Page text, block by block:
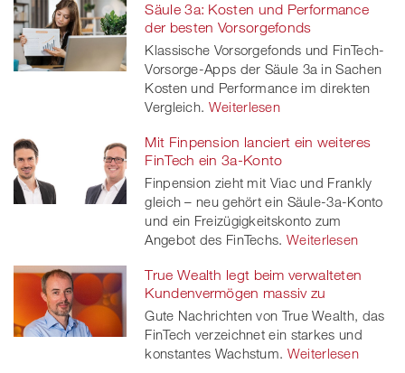
Säule 3a: Kosten und Performance
der besten Vorsorgefonds
Klassische Vorsorgefonds und FinTech-
Vorsorge-Apps der Säule 3a in Sachen
Kosten und Performance im direkten
Vergleich. Weiterlesen
Mit Finpension lanciert ein weiteres
FinTech ein 3a-Konto
Finpension zieht mit Viac und Frankly
gleich – neu gehört ein Säule-3a-Konto
und ein Freizügigkeitskonto zum
Angebot des FinTechs. Weiterlesen
True Wealth legt beim verwalteten
Kundenvermögen massiv zu
Gute Nachrichten von True Wealth, das
FinTech verzeichnet ein starkes und
konstantes Wachstum. Weiterlesen